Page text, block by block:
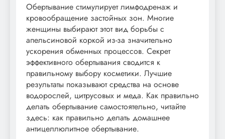
Обертывание стимулирует лимфодренаж и
кровообращение застойных зон. Многие
женщины выбирают этот вид борьбы с
апельсиновой коркой из-за значительно
ускорения обменных процессов. Секрет
эффективного обертывания сводится к
правильному выбору косметики. Лучшие
результаты показывают средства на основе
водорослей, цитрусовых и меда. Как правильно
делать обертывание самостоятельно, читайте
здесь: как правильно делать домашнее
антицеллюлитное обертывание.